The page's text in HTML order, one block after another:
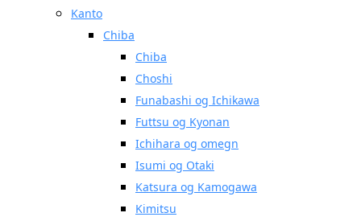
Kanto
Chiba
Chiba
Choshi
Funabashi og Ichikawa
Futtsu og Kyonan
Ichihara og omegn
Isumi og Otaki
Katsura og Kamogawa
Kimitsu